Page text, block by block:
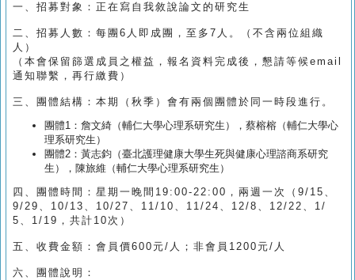
一、招募對象：正在寫自我敘說論文的研究生
二、招募人數：每團6人即成團，至多7人。（不含兩位組織
人）
（本會保留篩選成員之權益，報名資料完成後，懇請等候email
通知聯繫，再行繳費）
三、團體結構：本期（秋季）會有兩個團體於同一時段進行。
團體1：詹文綺（輔仁大學心理系研究生），蔡榕榕（輔仁大學心
理系研究生）
團體2：黃志鈞（臺北護理健康大學生死與健康心理諮商系研究
生），陳旅維（輔仁大學心理系研究生）
四、團體時間：星期一晚間19:00-22:00，兩週一次（9/15、
9/29、10/13、10/27、11/10、11/24、12/8、12/22、1/
5、1/19，共計10次）
五、收費金額：會員價600元/人；非會員1200元/人
六、團體說明：